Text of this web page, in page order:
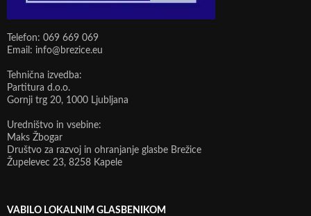
Telefon: 069 669 069
Email: info@brezice.eu
Tehnična izvedba:
Partitura d.o.o.
Gornji trg 20, 1000 Ljubljana
Uredništvo in vsebine:
Maks Žbogar
Društvo za razvoj in ohranjanje glasbe Brežice
Župelevec 23, 8258 Kapele
VABILO LOKALNIM GLASBENIKOM